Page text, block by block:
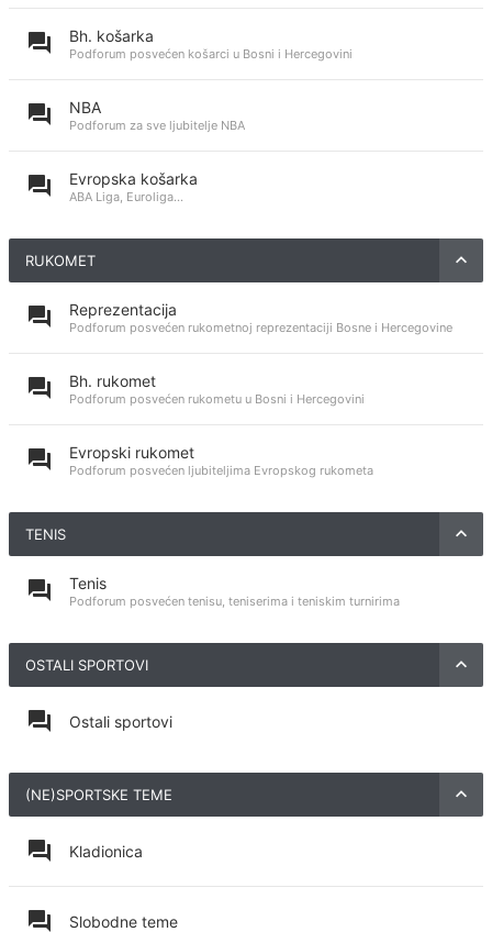
Bh. košarka
Podforum posvećen košarci u Bosni i Hercegovini
NBA
Podforum za sve ljubitelje NBA
Evropska košarka
ABA Liga, Euroliga...
RUKOMET
Reprezentacija
Podforum posvećen rukometnoj reprezentaciji Bosne i Hercegovine
Bh. rukomet
Podforum posvećen rukometu u Bosni i Hercegovini
Evropski rukomet
Podforum posvećen ljubiteljima Evropskog rukometa
TENIS
Tenis
Podforum posvećen tenisu, teniserima i teniskim turnirima
OSTALI SPORTOVI
Ostali sportovi
(NE)SPORTSKE TEME
Kladionica
Slobodne teme